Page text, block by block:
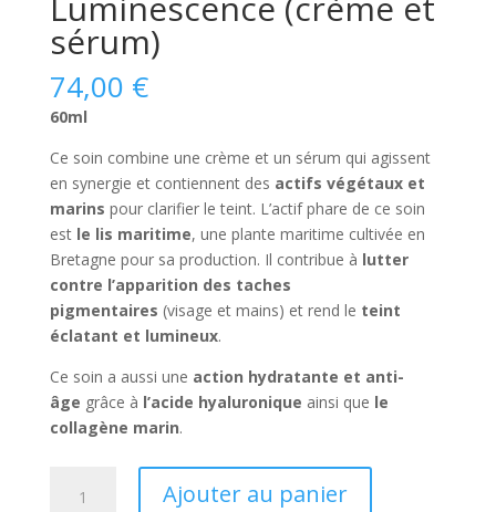
sérum)
74,00 €
60ml
Ce soin combine une crème et un sérum qui agissent
en synergie et contiennent des actifs végétaux et
marins pour clarifier le teint. L’actif phare de ce soin
est le lis maritime, une plante maritime cultivée en
Bretagne pour sa production. Il contribue à lutter
contre l’apparition des taches
pigmentaires (visage et mains) et rend le teint
éclatant et lumineux.
Ce soin a aussi une action hydratante et anti-
âge grâce à l’acide hyaluronique ainsi que le
collagène marin.
Ajouter au panier